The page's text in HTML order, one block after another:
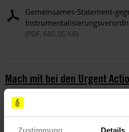
Gemeinsames-Statement-
(PDF, 680.05 KB)
Mach mit bei den Urgent
Beteilige dich an unseren
Menschen in Not und Gefahr ein